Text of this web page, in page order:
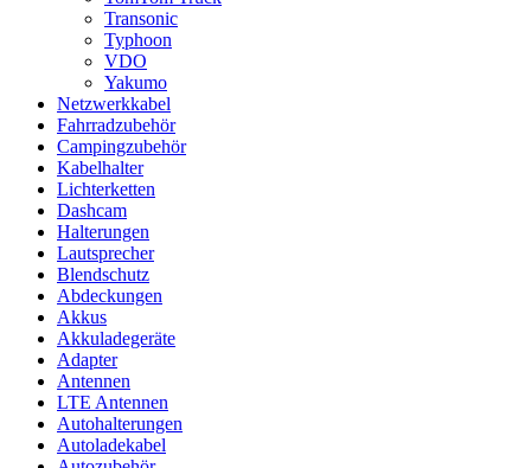
Transonic
Typhoon
VDO
Yakumo
Netzwerkkabel
Fahrradzubehör
Campingzubehör
Kabelhalter
Lichterketten
Dashcam
Halterungen
Lautsprecher
Blendschutz
Abdeckungen
Akkus
Akkuladegeräte
Adapter
Antennen
LTE Antennen
Autohalterungen
Autoladekabel